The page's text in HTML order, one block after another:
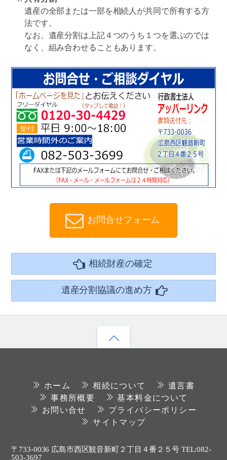
遺産の全部または一部を相続人が共同で所有する方
法です。
なお、遺産分割は上記４つのうち１つを選ぶのでは
なく、組み合わせることもあります。
お問合せフォーム
相続財産の確定
遺産分割協議の進め方
ホーム 相続について
遺言書
事務所概要
基本料金について
お問い合せ
プライバシーポリシー
サイトマップ
〒733-0036 広島市西区観音新町２丁目４番２５号 TEL:082-
503-3697